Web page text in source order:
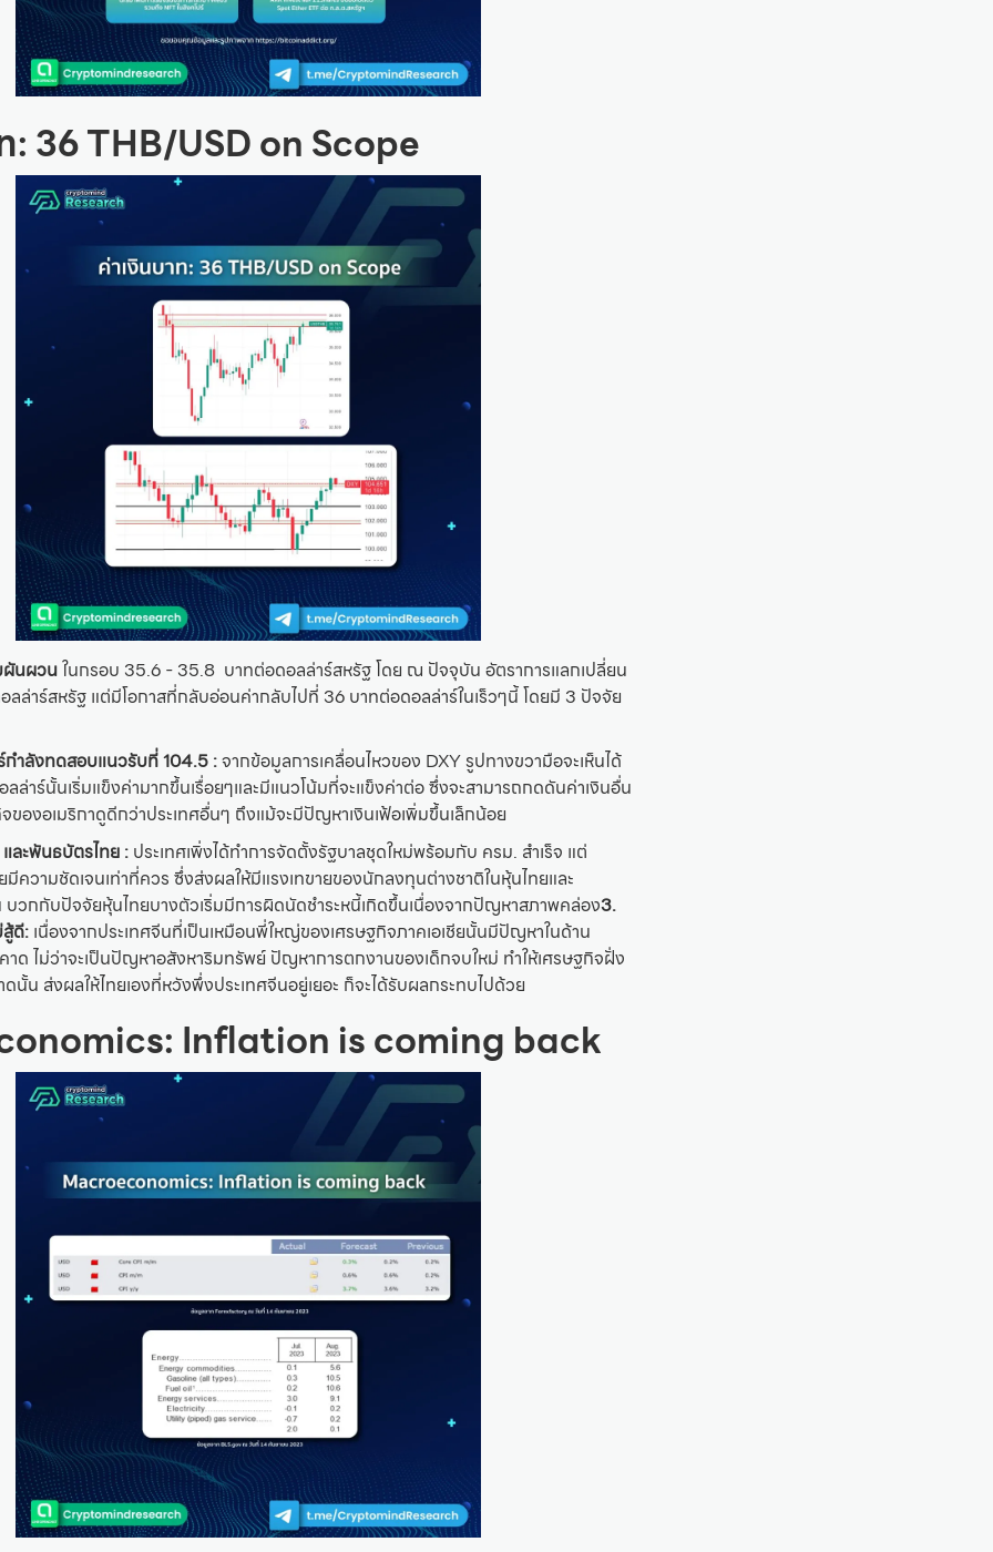
: 36 THB/USD on Scope
ผันผวนในกรอบ 35.6 - 35.8 บาทต่อดอลล่าร์สหรัฐ โดย ณ ปัจจุบัน อัตราการแลกเปลี่ยน
ล่าร์สหรัฐ แต่มีโอกาสที่กลับอ่อนค่ากลับไปที่ 36 บาทต่อดอลล่าร์ในเร็วๆนี้ โดยมี 3 ปัจจัย
กำลังทดสอบแนวรับที่ 104.5 :จากข้อมูลการเคลื่อนไหวของ DXY รูปทางขวามือจะเห็นได้
ล่าร์นั้นเริ่มแข็งค่ามากขึ้นเรื่อยๆและมีแนวโน้มที่จะแข็งค่าต่อ ซึ่งจะสามารถกดดันค่าเงินอื่น
ของอเมริกาดูดีกว่าประเทศอื่นๆ ถึงแม้จะมีปัญหาเงินเฟ้อเพิ่มขึ้นเล็กน้อย
ละพันธบัตรไทย : ประเทศเพิ่งได้ทำการจัดตั้งรัฐบาลชุดใหม่พร้อมกับ ครม. สำเร็จ แต่
มีความชัดเจนเท่าที่ควร ซึ่งส่งผลให้มีแรงเทขายของนักลงทุนต่างชาติในหุ้นไทยและ
วกกับปัจจัยหุ้นไทยบางตัวเริ่มมีการผิดนัดชำระหนี้เกิดขึ้นเนื่องจากปัญหาสภาพคล่อง3.
สู้ดี: เนื่องจากประเทศจีนที่เป็นเหมือนพี่ใหญ่ของเศรษฐกิจภาคเอเชียนั้นมีปัญหาในด้าน
ด ไม่ว่าจะเป็นปัญหาอสังหาริมทรัพย์ ปัญหาการตกงานของเด็กจบใหม่ ทำให้เศรษฐกิจฝั่ง
ดนั้น ส่งผลให้ไทยเองที่หวังพึ่งประเทศจีนอยู่เยอะ ก็จะได้รับผลกระทบไปด้วย
Inflation is coming back